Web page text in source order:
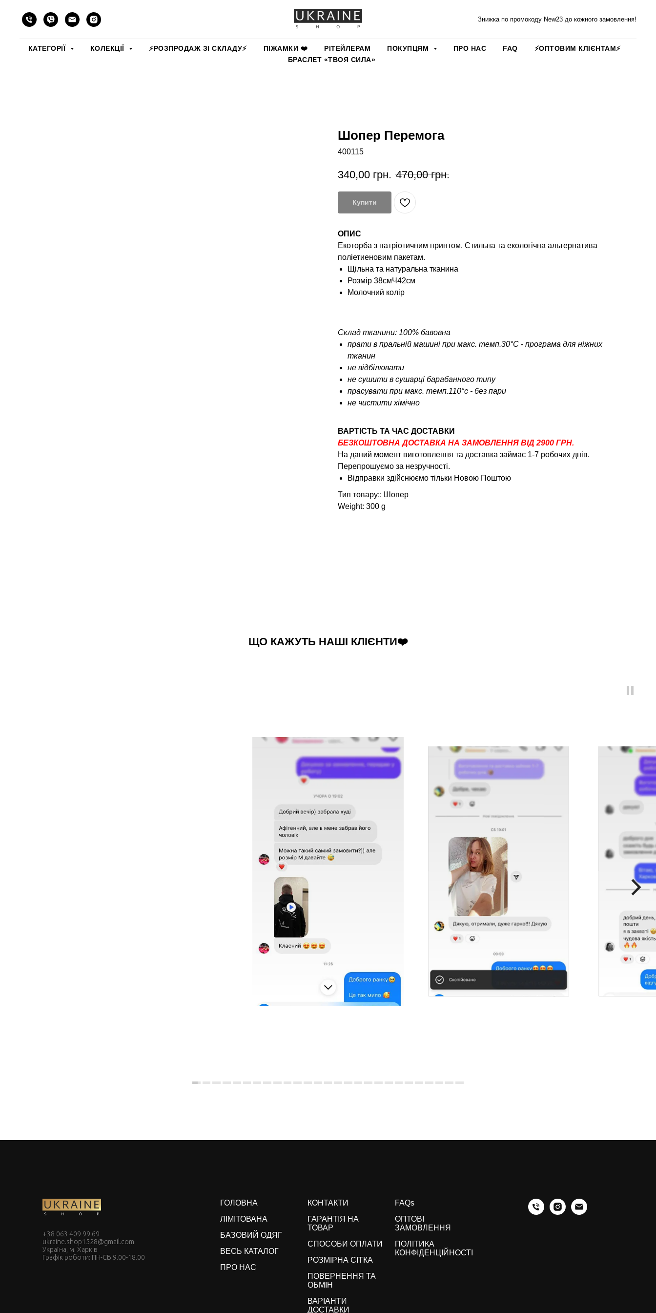
Знижка по промокоду New23 до кожного замовлення!
КАТЕГОРІЇ КОЛЕКЦІЇ ⚡️РОЗПРОДАЖ ЗІ СКЛАДУ⚡️ ПІЖАМКИ ❤️ РІТЕЙЛЕРАМ ПОКУПЦЯМ ПРО НАС FAQ
⚡️ОПТОВИМ КЛІЄНТАМ⚡️
БРАСЛЕТ «ТВОЯ СИЛА»
Шопер Перемога
400115
340,00 грн. 470,00 грн.
Купити
ОПИС
Екоторба з патріотичним принтом. Стильна та екологічна альтернатива
поліетиеновим пакетам.
Щільна та натуральна тканина
Розмір 38смЧ42см
Молочний колір
Склад тканини: 100% бавовна
прати в пральній машині при макс. темп.30°С - програма для ніжних
тканин
не відбілювати
не сушити в сушарці барабанного типу
прасувати при макс. темп.110°c - без пари
не чистити хімічно
ВАРТІСТЬ ТА ЧАС ДОСТАВКИ
БЕЗКОШТОВНА ДОСТАВКА НА ЗАМОВЛЕННЯ ВІД 2900 ГРН.
На даний момент виготовлення та доставка займає 1-7 робочих днів.
Перепрошуємо за незручності.
Відправки здійснюємо тільки Новою Поштою
Тип товару:: Шопер
Weight: 300 g
ЩО КАЖУТЬ НАШІ КЛІЄНТИ❤️
+38 063 409 99 69
ukraine.shop1528@gmail.com
Україна, м. Харків
Графік роботи: ПН-СБ 9.00-18.00
ГОЛОВНА
ЛІМІТОВАНА
БАЗОВИЙ ОДЯГ
ВЕСЬ КАТАЛОГ
ПРО НАС
КОНТАКТИ
ГАРАНТІЯ НА
ТОВАР
СПОСОБИ ОПЛАТИ
РОЗМІРНА СІТКА
ПОВЕРНЕННЯ ТА
ОБМІН
ВАРІАНТИ
ДОСТАВКИ
FAQs
ОПТОВІ
ЗАМОВЛЕННЯ
ПОЛІТИКА
КОНФІДЕНЦІЙНОСТІ